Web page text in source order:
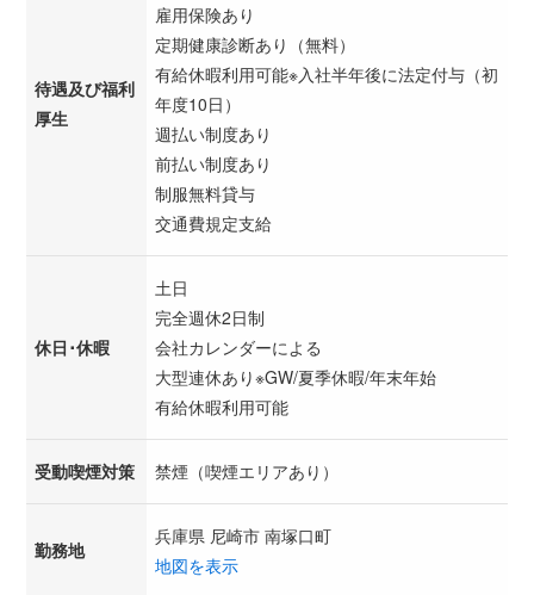
待遇及び福利
厚生
雇用保険あり
定期健康診断あり（無料）
有給休暇利用可能※入社半年後に法定付与（初
年度10日）
週払い制度あり
前払い制度あり
制服無料貸与
交通費規定支給
休日･休暇
土日
完全週休2日制
会社カレンダーによる
大型連休あり※GW/夏季休暇/年末年始
有給休暇利用可能
受動喫煙対策 禁煙（喫煙エリアあり）
勤務地
兵庫県 尼崎市 南塚口町
地図を表示